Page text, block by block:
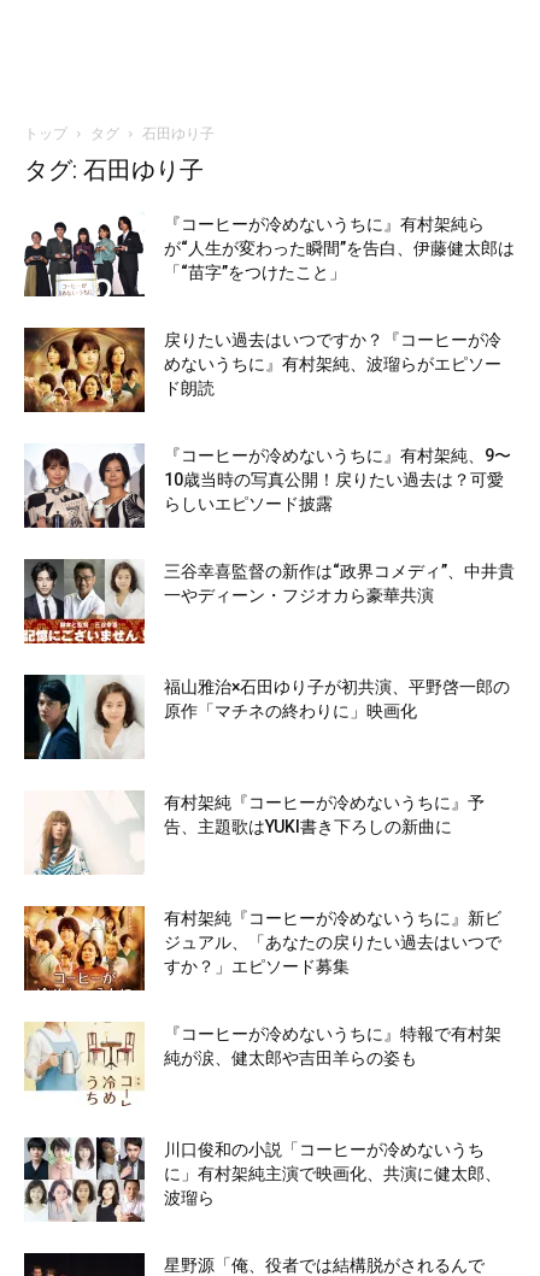
トップ タグ 石田ゆり子
タグ: 石田ゆり子
『コーヒーが冷めないうちに』有村架純ら
が“人生が変わった瞬間”を告白、伊藤健太郎は
「“苗字”をつけたこと」
戻りたい過去はいつですか？『コーヒーが冷
めないうちに』有村架純、波瑠らがエピソー
ド朗読
『コーヒーが冷めないうちに』有村架純、9〜
10歳当時の写真公開！戻りたい過去は？可愛
らしいエピソード披露
三谷幸喜監督の新作は“政界コメディ”、中井貴
一やディーン・フジオカら豪華共演
福山雅治×石田ゆり子が初共演、平野啓一郎の
原作「マチネの終わりに」映画化
有村架純『コーヒーが冷めないうちに』予
告、主題歌はYUKI書き下ろしの新曲に
有村架純『コーヒーが冷めないうちに』新ビ
ジュアル、「あなたの戻りたい過去はいつで
すか？」エピソード募集
『コーヒーが冷めないうちに』特報で有村架
純が涙、健太郎や吉田羊らの姿も
川口俊和の小説「コーヒーが冷めないうち
に」有村架純主演で映画化、共演に健太郎、
波瑠ら
星野源「俺、役者では結構脱がされるんで